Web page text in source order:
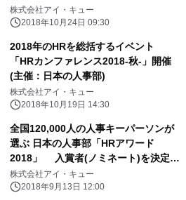
株式会社アイ・キュー
2018年10月24日 09:30
2018年のHRを総括するイベント
「HRカンファレンス2018-秋-」開催
(主催：日本の人事部)
株式会社アイ・キュー
2018年10月19日 14:30
全国120,000人の人事キーパーソンが
選ぶ 日本の人事部「HRアワード
2018」 入賞者(ノミネート)を決定し
最優秀賞選出に向けた投票受付を開始
株式会社アイ・キュー
2018年9月13日 12:00